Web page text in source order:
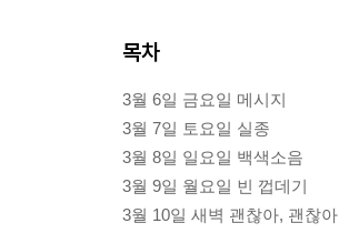
목차
3월 6일 금요일 메시지
3월 7일 토요일 실종
3월 8일 일요일 백색소음
3월 9일 월요일 빈 껍데기
3월 10일 새벽 괜찮아, 괜찮아